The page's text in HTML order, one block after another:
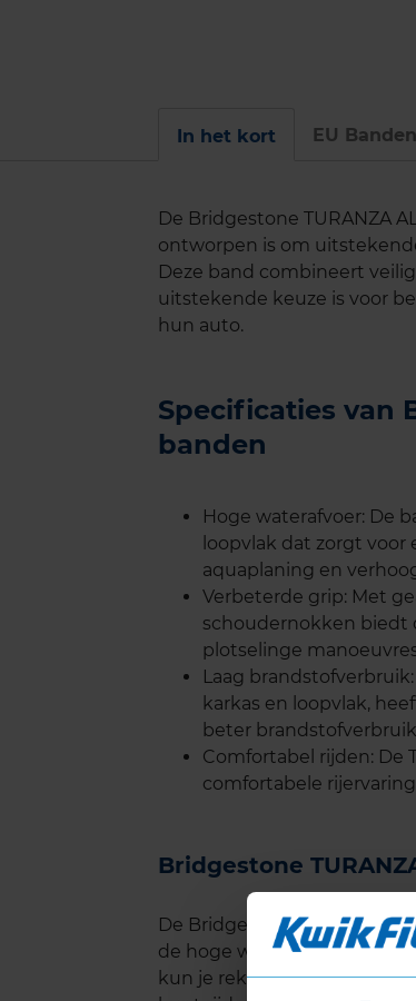
In het kort EU
De Bridgestone TURANZA
ontworpen is om
Deze band combineert
uitstekende keuze is voor
hun auto.
Specificaties van
banden
Hoge waterafvoer: De
loopvlak dat zorgt
aquaplaning en
Verbeterde grip: Met
schoudernokken biedt
plotselinge
Laag
karkas en loopvlak,
beter
Comfortabel rijden: De
comfortabele
Bridgestone
De Bridgestone TURANZA
de hoge weerstand tegen
kun je rekenen op een